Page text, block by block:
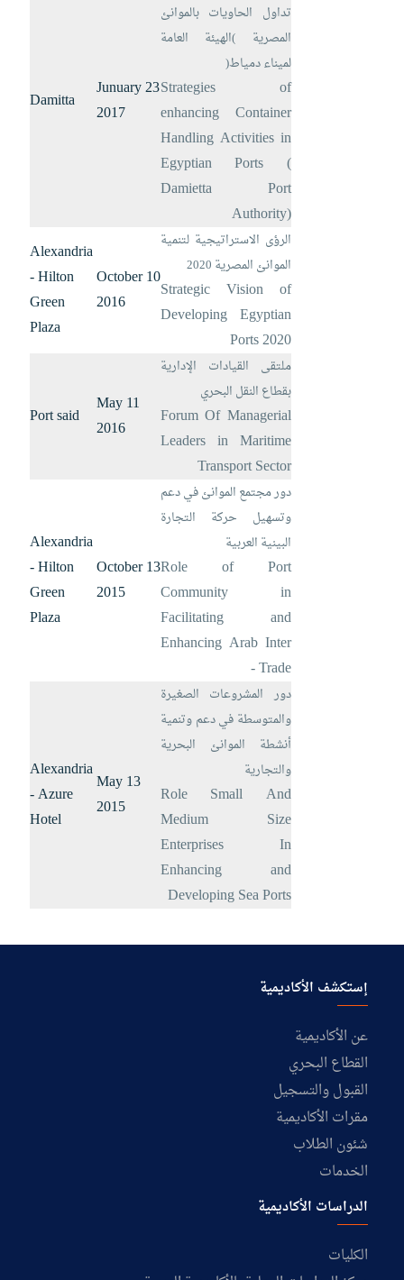
تداول الحاويات بالموانئ
المصرية )الهيئة العامة
لميناء دمياط(
Strategies of
enhancing Container
Handling Activities in
Egyptian Ports (
Damietta Port
Authority)
23 Junuary
2017
Damitta
الرؤى الاستراتيجية لتنمية
الموانئ المصرية 2020
Strategic Vision of
Developing Egyptian
Ports 2020
10 October
2016
Alexandria
- Hilton
Green
Plaza
ملتقى القيادات اﻹدارية
بقطاع النقل البحري
Forum Of Managerial
Leaders in Maritime
Transport Sector
11 May
2016
Port said
دور مجتمع الموانئ في دعم
وتسهيل حركة التجارة
البينية العربية
Role of Port
Community in
Facilitating and
Enhancing Arab Inter
- Trade
13 October
2015
Alexandria
- Hilton
Green
Plaza
دور المشروعات الصغيرة
والمتوسطة في دعم وتنمية
أنشطة الموانئ البحرية
والتجارية
Role Small And
Medium Size
Enterprises In
Enhancing and
Developing Sea Ports
13 May
2015
Alexandria
- Azure
Hotel
إستكشف الأكاديمية
عن الأكاديمية
القطاع البحري
القبول والتسجيل
مقرات الأكاديمية
شئون الطلاب
الخدمات
الدراسات الأكاديمية
الكليات